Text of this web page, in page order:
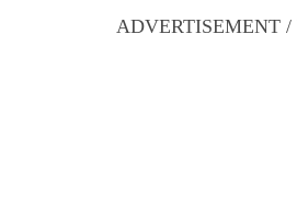
ADVERTISEMENT